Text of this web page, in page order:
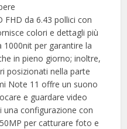
FHD da 6.43 pollici con
colori e dettagli più
1000nit per garantire la
in pieno giorno; inoltre,
posizionati nella parte
Note 11 offre un suono
e guardare video
configurazione con
per catturare foto e